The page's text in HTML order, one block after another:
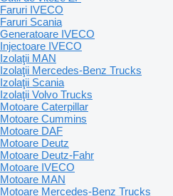
Faruri IVECO
Faruri Scania
Generatoare IVECO
Injectoare IVECO
Izolaţii MAN
Izolaţii Mercedes-Benz Trucks
Izolaţii Scania
Izolaţii Volvo Trucks
Motoare Caterpillar
Motoare Cummins
Motoare DAF
Motoare Deutz
Motoare Deutz-Fahr
Motoare IVECO
Motoare MAN
Motoare Mercedes-Benz Trucks